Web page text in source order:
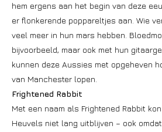
hem ergens aan het begin van deze
er flonkerende poppareltjes aan. Wie
veel meer in hun mars hebben.
bijvoorbeeld, maar ook met hun
kunnen deze Aussies met opgeheven
van Manchester lopen.
Frightened Rabbit
Met een naam als Frightened Rabbit
Heuvels niet lang uitblijven – ook